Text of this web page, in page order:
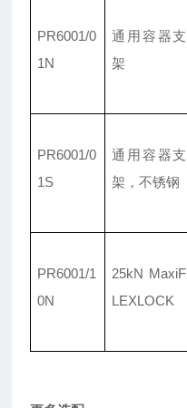
PR6001/0
1N
通用容器支
架
PR6001/0
1S
通用容器支
架，不锈钢
PR6001/1
0N
25kN MaxiF
LEXLOCK